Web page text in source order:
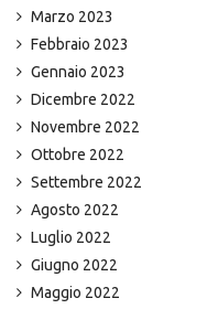
Marzo 2023
Febbraio 2023
Gennaio 2023
Dicembre 2022
Novembre 2022
Ottobre 2022
Settembre 2022
Agosto 2022
Luglio 2022
Giugno 2022
Maggio 2022